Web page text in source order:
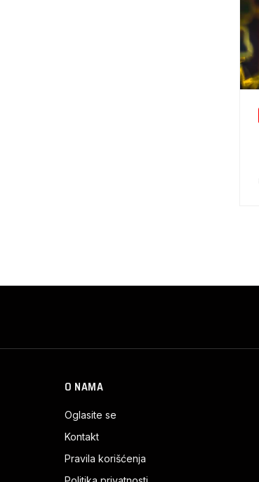
O NAMA
Oglasite se
Kontakt
Pravila korišćenja